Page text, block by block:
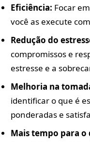
Eficiência: Focar
você as execute
Redução do
compromissos e
estresse e a
Melhoria na
identificar o que é
ponderadas e
Mais tempo para